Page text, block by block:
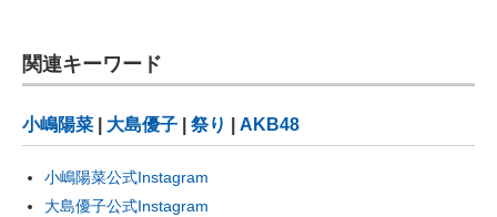
関連キーワード
小嶋陽菜 大島優子 祭り AKB48
小嶋陽菜公式Instagram
大島優子公式Instagram